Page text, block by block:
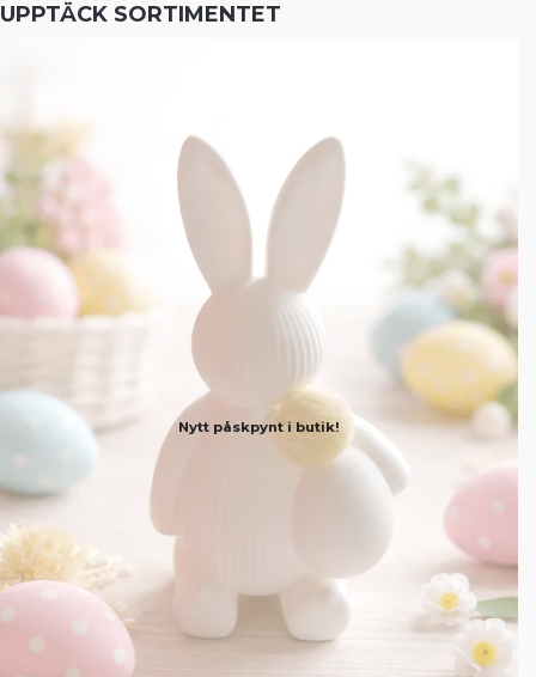
UPPTÄCK SORTIMENTET
Nytt påskpynt i butik!